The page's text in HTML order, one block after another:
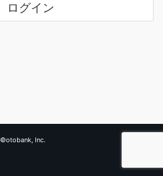
ログイン
©otobank, Inc.